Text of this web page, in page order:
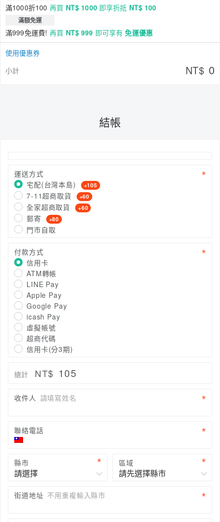
滿1000折100 再買 NT$ 1000即享折抵 NT$ 100
滿額免運
滿999免運費! 再買 NT$ 999 即可享有免運優惠
使用優惠券
小計
NT$ 0
結帳
運送方式
宅配(台灣本島)
+105
7-11超商取貨 +60
全家超商取貨 +60
郵寄 +80
門市自取
付款方式
信用卡
ATM轉帳
LINE Pay
Apple Pay
Google Pay
icash Pay
虛擬帳號
超商代碼
信用卡(分3期)
總計 NT$ 105
收件人 請填寫姓名
聯絡電話
縣市 區域
街道地址 不用重複輸入縣市